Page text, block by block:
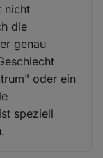
nicht
die
genau
oder ein
speziell